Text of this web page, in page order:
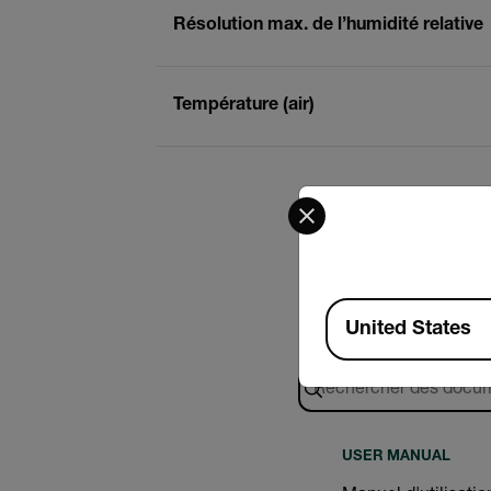
Résolution max. de l’humidité relative
Température (air)
Recherche
USER MANUAL
Select your preferred
Available Locations
United States